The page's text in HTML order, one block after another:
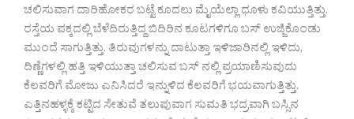
ಚಲಿಸುವಾಗ ದಾರಿಹೋಕರ ಬಟ್ಟೆ ಕೂದಲು ಮೈಯೆಲ್ಲಾ ಧೂಳು ಕವಿಯುತ್ತಿತ್ತು.
ರಸ್ತೆಯ ಪಕ್ಕದಲ್ಲಿ ಬೆಳೆದಿರುತ್ತಿದ್ದ ಬಿದಿರಿನ ಕೂಟಗಳಿಗೂ ಬಸ್ ಉಜ್ಜಿಕೊಂಡು
ಮುಂದೆ ಸಾಗುತ್ತಿತ್ತು. ತಿರುವುಗಳನ್ನು ದಾಟುತ್ತಾ ಇಳಿಜಾರಿನಲ್ಲಿ ಇಳಿದು,
ದಿಣ್ಣೆಗಳಲ್ಲಿ ಹತ್ತಿ ಇಳಿಯುತ್ತಾ ಚಲಿಸುವ ಬಸ್ ನಲ್ಲಿ ಪ್ರಯಾಣಿಸುವುದು
ಕೆಲವರಿಗೆ ಮೋಜು ಎನಿಸಿದರೆ ಇನ್ನುಳಿದ ಕೆಲವರಿಗೆ ಭಯವಾಗುತ್ತಿತ್ತು.
ಎತ್ತಿನಹಳ್ಳಕ್ಕೆ ಕಟ್ಟಿದ ಸೇತುವೆ ತಲುಪುವಾಗ ಸುಮತಿ ಭದ್ರವಾಗಿ ಬಸ್ಸಿನ